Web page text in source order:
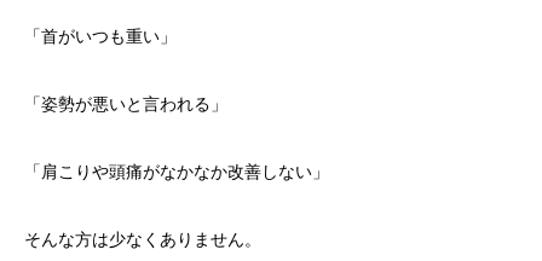
「首がいつも重い」
「姿勢が悪いと言われる」
「肩こりや頭痛がなかなか改善しない」
そんな方は少なくありません。